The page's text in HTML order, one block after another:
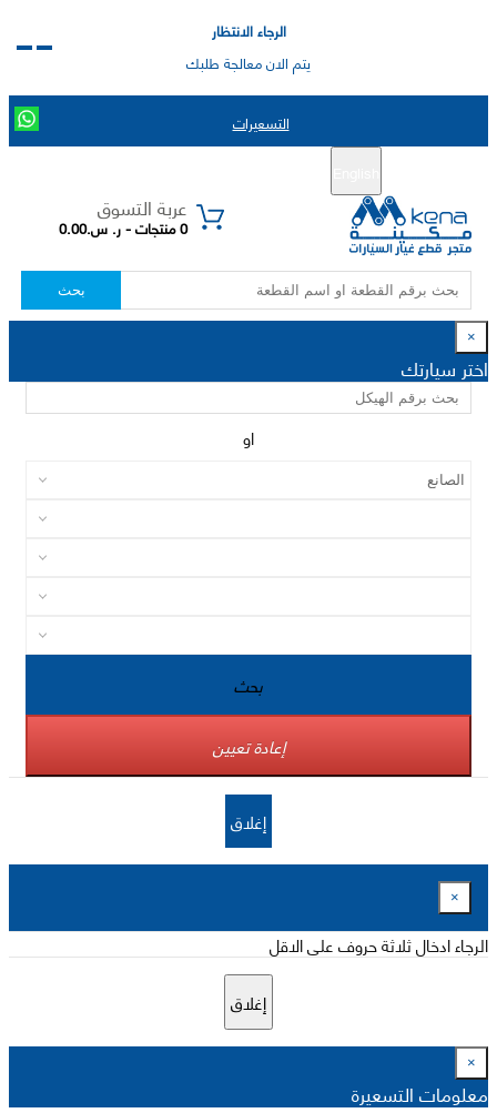
الرجاء الانتظار
يتم الان معالجة طلبك
التسعيرات
عربة التسوق
0 منتجات - ر. س.0.00
بحث
×
اختر سيارتك
او
بحث
إعادة تعيين
إغلاق
×
الرجاء ادخال ثلاثة حروف على الاقل
إغلاق
×
معلومات التسعيرة